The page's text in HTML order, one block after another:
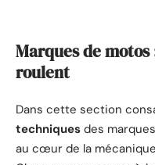
Marques de
roulent
Dans cette section
techniques des
au cœur de la